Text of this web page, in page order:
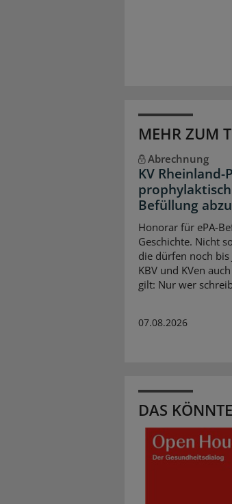
MEHR ZUM
Abrechnung
KV Rheinland-
Befüllung
Honorar für ePA-
Geschichte. Nicht
die dürfen noch bis
KBV und KVen
gilt: Nur wer
07.08.2026
DAS